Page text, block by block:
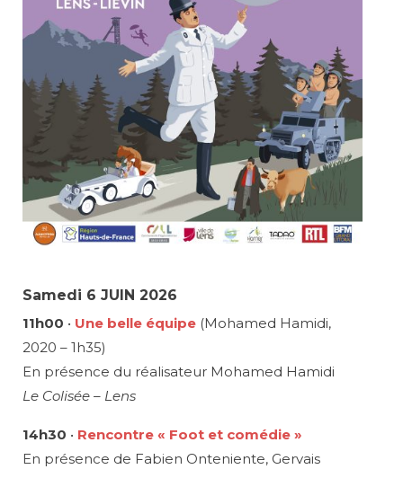
Samedi 6 JUIN 2026
11h00 • Une belle équipe (Mohamed Hamidi,
2020 – 1h35)
En présence du réalisateur Mohamed Hamidi
Le Colisée – Lens
14h30 • Rencontre « Foot et comédie »
En présence de Fabien Onteniente, Gervais